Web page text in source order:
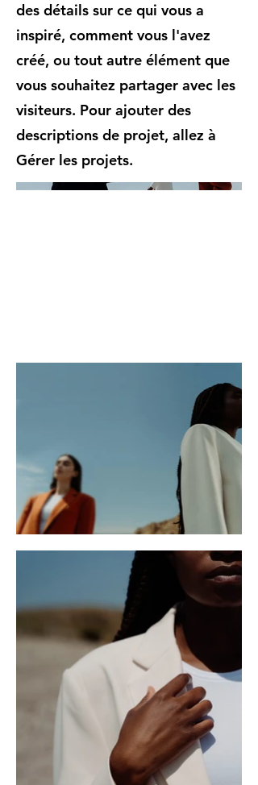
des détails sur ce qui vous a
inspiré, comment vous l'avez
créé, ou tout autre élément que
vous souhaitez partager avec les
visiteurs. Pour ajouter des
descriptions de projet, allez à
Gérer les projets.